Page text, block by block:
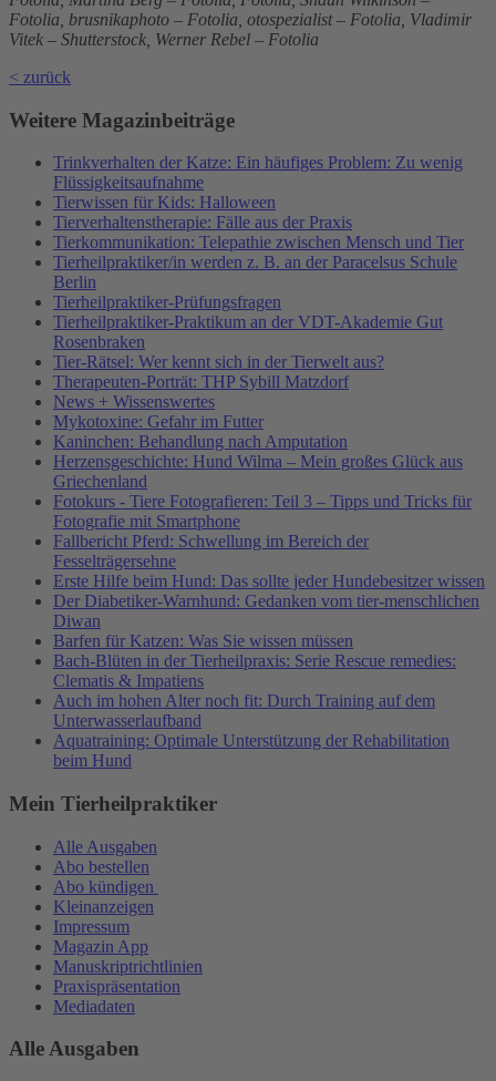
Fotolia, brusnikaphoto – Fotolia, otospezialist – Fotolia, Vladimir
Vitek – Shutterstock, Werner Rebel – Fotolia
< zurück
Weitere Magazinbeiträge
Trinkverhalten der Katze: Ein häufiges Problem: Zu wenig
Flüssigkeitsaufnahme
Tierwissen für Kids: Halloween
Tierverhaltenstherapie: Fälle aus der Praxis
Tierkommunikation: Telepathie zwischen Mensch und Tier
Tierheilpraktiker/in werden z. B. an der Paracelsus Schule
Berlin
Tierheilpraktiker-Prüfungsfragen
Tierheilpraktiker-Praktikum an der VDT-Akademie Gut
Rosenbraken
Tier-Rätsel: Wer kennt sich in der Tierwelt aus?
Therapeuten-Porträt: THP Sybill Matzdorf
News + Wissenswertes
Mykotoxine: Gefahr im Futter
Kaninchen: Behandlung nach Amputation
Herzensgeschichte: Hund Wilma – Mein großes Glück aus
Griechenland
Fotokurs - Tiere Fotografieren: Teil 3 – Tipps und Tricks für
Fotografie mit Smartphone
Fallbericht Pferd: Schwellung im Bereich der
Fesselträgersehne
Erste Hilfe beim Hund: Das sollte jeder Hundebesitzer wissen
Der Diabetiker-Warnhund: Gedanken vom tier-menschlichen
Diwan
Barfen für Katzen: Was Sie wissen müssen
Bach-Blüten in der Tierheilpraxis: Serie Rescue remedies:
Clematis & Impatiens
Auch im hohen Alter noch fit: Durch Training auf dem
Unterwasserlaufband
Aquatraining: Optimale Unterstützung der Rehabilitation
beim Hund
Mein Tierheilpraktiker
Alle Ausgaben
Abo bestellen
Abo kündigen
Kleinanzeigen
Impressum
Magazin App
Manuskriptrichtlinien
Praxispräsentation
Mediadaten
Alle Ausgaben